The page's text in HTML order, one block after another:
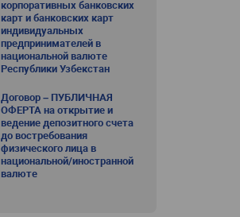
корпоративных банковских
карт и банковских карт
индивидуальных
предпринимателей в
национальной валюте
Республики Узбекстан
Договор – ПУБЛИЧНАЯ
ОФЕРТА на открытие и
ведение депозитного счета
до востребования
физического лица в
национальной/иностранной
валюте